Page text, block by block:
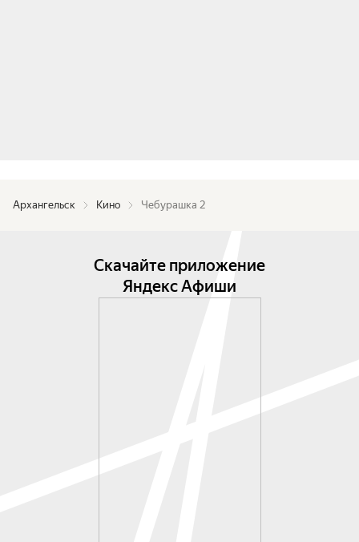
Архангельск Кино Чебурашка 2
Скачайте приложение
Яндекс Афиши